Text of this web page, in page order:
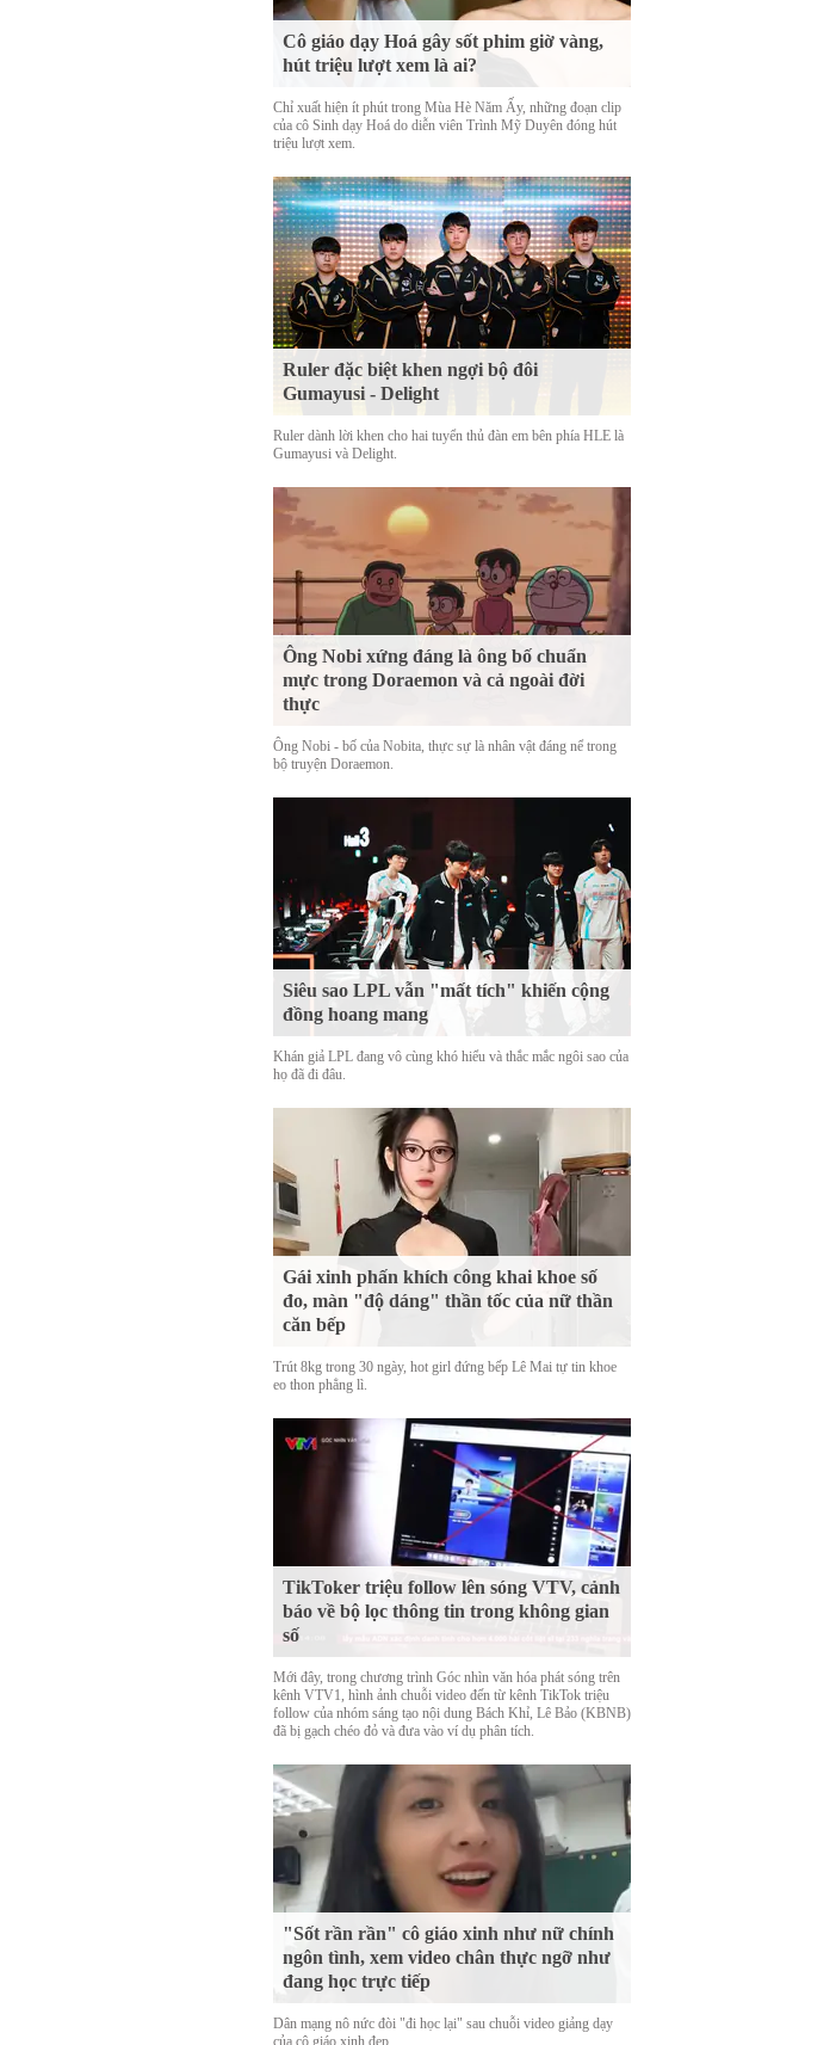
Cô giáo dạy Hoá gây sốt phim giờ vàng,
hút triệu lượt xem là ai?
Chỉ xuất hiện ít phút trong Mùa Hè Năm Ấy, những đoạn clip
của cô Sinh dạy Hoá do diễn viên Trình Mỹ Duyên đóng hút
triệu lượt xem.
Ruler đặc biệt khen ngợi bộ đôi
Gumayusi - Delight
Ruler dành lời khen cho hai tuyển thủ đàn em bên phía HLE là
Gumayusi và Delight.
Ông Nobi xứng đáng là ông bố chuẩn
mực trong Doraemon và cả ngoài đời
thực
Ông Nobi - bố của Nobita, thực sự là nhân vật đáng nể trong
bộ truyện Doraemon.
Siêu sao LPL vẫn "mất tích" khiến cộng
đồng hoang mang
Khán giả LPL đang vô cùng khó hiểu và thắc mắc ngôi sao của
họ đã đi đâu.
Gái xinh phấn khích công khai khoe số
đo, màn "độ dáng" thần tốc của nữ thần
căn bếp
Trút 8kg trong 30 ngày, hot girl đứng bếp Lê Mai tự tin khoe
eo thon phẳng lì.
TikToker triệu follow lên sóng VTV, cảnh
báo về bộ lọc thông tin trong không gian
số
Mới đây, trong chương trình Góc nhìn văn hóa phát sóng trên
kênh VTV1, hình ảnh chuỗi video đến từ kênh TikTok triệu
follow của nhóm sáng tạo nội dung Bách Khỉ, Lê Bảo (KBNB)
đã bị gạch chéo đỏ và đưa vào ví dụ phân tích.
"Sốt rần rần" cô giáo xinh như nữ chính
ngôn tình, xem video chân thực ngỡ như
đang học trực tiếp
Dân mạng nô nức đòi "đi học lại" sau chuỗi video giảng dạy
của cô giáo xinh đẹp.